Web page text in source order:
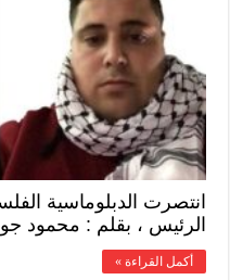
انتصرت الدبلوماسية
الرئيس ، بقلم : محمود
أكمل القراءة »